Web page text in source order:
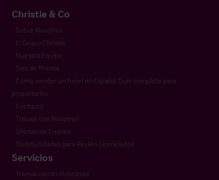
Christie & Co
Sobre Nosotros
El Grupo Christie
Nuestro Equipo
Sala de Prensa
Cómo vender un hotel en España: Guía completa para
propietarios
Contacto
Trabaja con Nosotros
Ofertas de Empleo
Oportunidades para Recién Licenciados
Servicios
Transacciones Hoteleras